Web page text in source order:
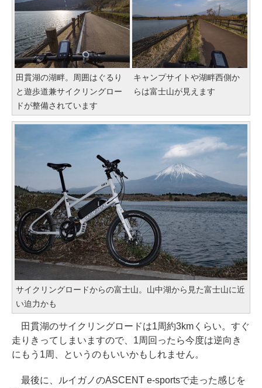
田貫湖の湖畔。周囲はぐるり
と遊歩道兼サイクリングロー
ドが整備されています
キャンプサイトや湖畔西側か
らは富士山が見えます
サイクリングロードからの富士山。山中湖から見た富士山に近
い迫力かも
田貫湖のサイクリングロードは1周約3kmくらい。すぐ
走りきってしまいますので、1周回ったら今度は逆向き
にもう1周、というのもいいかもしれません。
最後に、ルイガノのASCENT e-sportsで走った感じを